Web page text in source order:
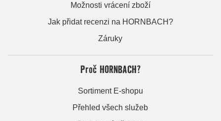
Možnosti vrácení zboží
Jak přidat recenzi na HORNBACH?
Záruky
Proč HORNBACH?
Sortiment E-shopu
Přehled všech služeb